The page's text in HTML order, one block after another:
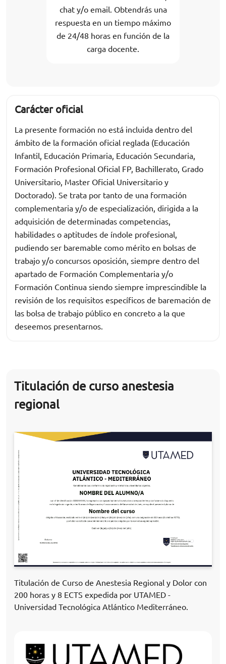
chat y/o email. Obtendrás una
respuesta en un tiempo máximo
de 24/48 horas en función de la
carga docente.
Carácter oficial
La presente formación no está incluida dentro del
ámbito de la formación oficial reglada (Educación
Infantil, Educación Primaria, Educación Secundaria,
Formación Profesional Oficial FP, Bachillerato, Grado
Universitario, Master Oficial Universitario y
Doctorado). Se trata por tanto de una formación
complementaria y/o de especialización, dirigida a la
adquisición de determinadas competencias,
habilidades o aptitudes de índole profesional,
pudiendo ser baremable como mérito en bolsas de
trabajo y/o concursos oposición, siempre dentro del
apartado de Formación Complementaria y/o
Formación Continua siendo siempre imprescindible la
revisión de los requisitos específicos de baremación de
las bolsa de trabajo público en concreto a la que
deseemos presentarnos.
Titulación de curso anestesia
regional
Titulación de Curso de Anestesia Regional y Dolor con
200 horas y 8 ECTS expedida por UTAMED -
Universidad Tecnológica Atlántico Mediterráneo.